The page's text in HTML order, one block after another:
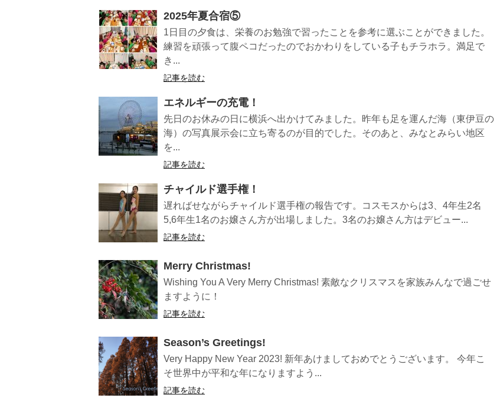
2025年夏合宿⑤
1日目の夕食は、栄養のお勉強で習ったことを参考に選ぶことができました。
練習を頑張って腹ペコだったのでおかわりをしている子もチラホラ。満足で
き...
記事を読む
エネルギーの充電！
先日のお休みの日に横浜へ出かけてみました。昨年も足を運んだ海（東伊豆の
海）の写真展示会に立ち寄るのが目的でした。そのあと、みなとみらい地区
を...
記事を読む
チャイルド選手権！
遅ればせながらチャイルド選手権の報告です。コスモスからは3、4年生2名
5,6年生1名のお嬢さん方が出場しました。3名のお嬢さん方はデビュー...
記事を読む
Merry Christmas!
Wishing You A Very Merry Christmas! 素敵なクリスマスを家族みんなで過ごせ
ますように！
記事を読む
Season’s Greetings!
Very Happy New Year 2023! 新年あけましておめでとうございます。 今年こ
そ世界中が平和な年になりますよう...
記事を読む